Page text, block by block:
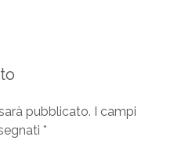
pubblicato.
I campi
*